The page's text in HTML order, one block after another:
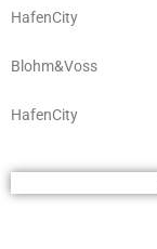
HafenCity
Blohm&Voss
HafenCity